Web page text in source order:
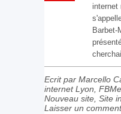
internet
Barbet-
Ecrit par Marcello
internet Lyon,
Nouveau site, Site
Laisser un